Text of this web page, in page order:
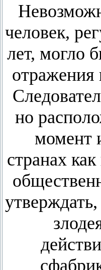
человек,
лет, могло
отражения
но
момент
странах